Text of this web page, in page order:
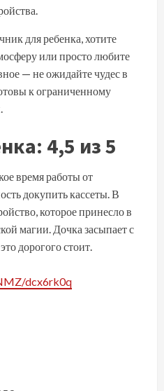
для ребенка, хотите
или просто любите
— не ожидайте чудес в
к ограниченному
4,5 из 5
время работы от
докупить кассеты. В
которое принесло в
магии. Дочка засыпает с
дорогого стоит.
dcx6rk0q